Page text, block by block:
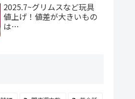
2025.7~グリムスなど玩具
値上げ！値差が大きいもの
は…